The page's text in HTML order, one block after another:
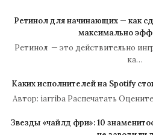
Ретинол для начинающих — как
максимально
Ретинол — это действительно
ка…
Каких исполнителей на Spotify
Автор: iarriba Распечатать
Звезды «чайлд фри»: 10